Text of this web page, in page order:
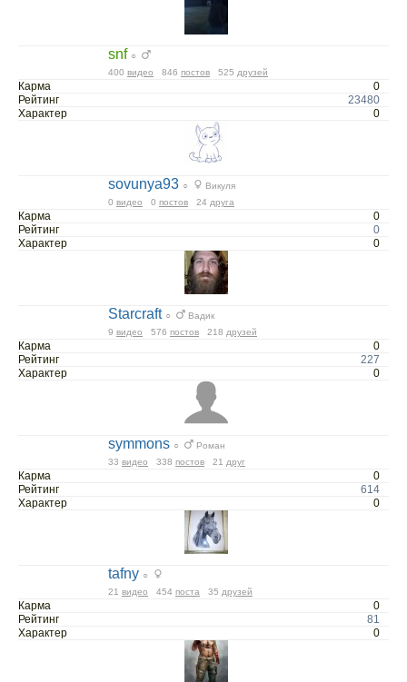
snf ○
400 видео 846 постов 525 друзей
Карма
0
Рейтинг
23480
Характер
0
sovunya93 ○
Викуля
0 видео 0 постов 24 друга
Карма
0
Рейтинг
0
Характер
0
Starcraft ○
Вадик
9 видео 576 постов 218 друзей
Карма
0
Рейтинг
227
Характер
0
symmons ○
Роман
33 видео 338 постов 21 друг
Карма
0
Рейтинг
614
Характер
0
tafny ○
21 видео 454 поста 35 друзей
Карма
0
Рейтинг
81
Характер
0